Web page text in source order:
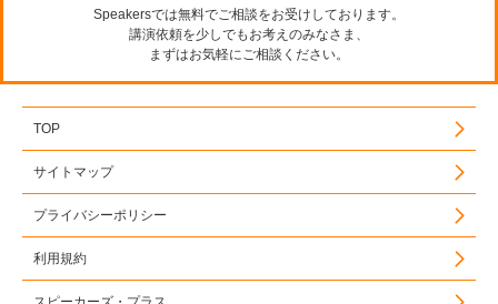
Speakersでは無料でご相談をお受けしております。
講演依頼を少しでもお考えのみなさま、
まずはお気軽にご相談ください。
TOP
サイトマップ
プライバシーポリシー
利用規約